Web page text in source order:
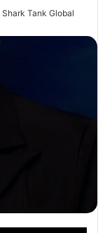
Shark Tank Global